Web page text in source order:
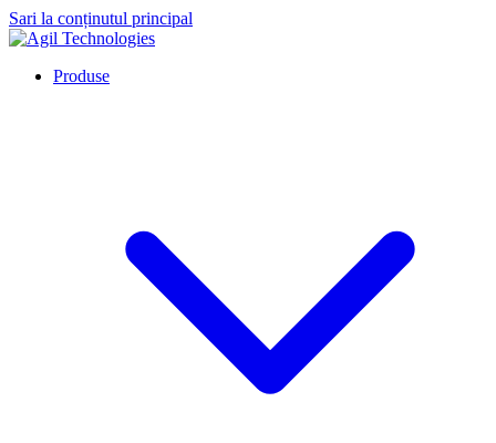
Sari la conținutul principal
Produse